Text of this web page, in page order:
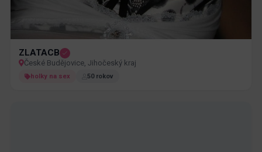
ZLATACB
České Budějovice, Jihočeský kraj
holky na sex 50 rokov